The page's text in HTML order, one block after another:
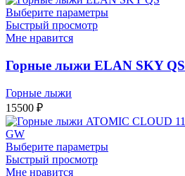
Выберите параметры
Быстрый просмотр
Мне нравится
Горные лыжи ELAN SKY QS
Горные лыжи
15500 ₽
Выберите параметры
Быстрый просмотр
Мне нравится